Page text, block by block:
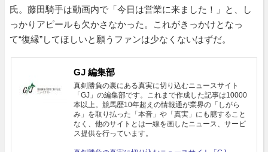
氏。藤田騎手は動画内で「今日は営業に来ました！」と、し
っかりアピールも欠かさなかった。これがきっかけとなっ
て“復縁”してほしいと願うファンは少なくないはずだ。
GJ 編集部
真剣勝負の裏にある真実に切り込むニュースサイト
「GJ」の編集部です。これまで作成した記事は10000
本以上。競馬歴10年超えの情報通が業界の「しがら
み」を取り払った「本音」や「真実」にも臆すること
なく、他のサイトとは一線を画したニュース、サービ
ス提供を行っています。